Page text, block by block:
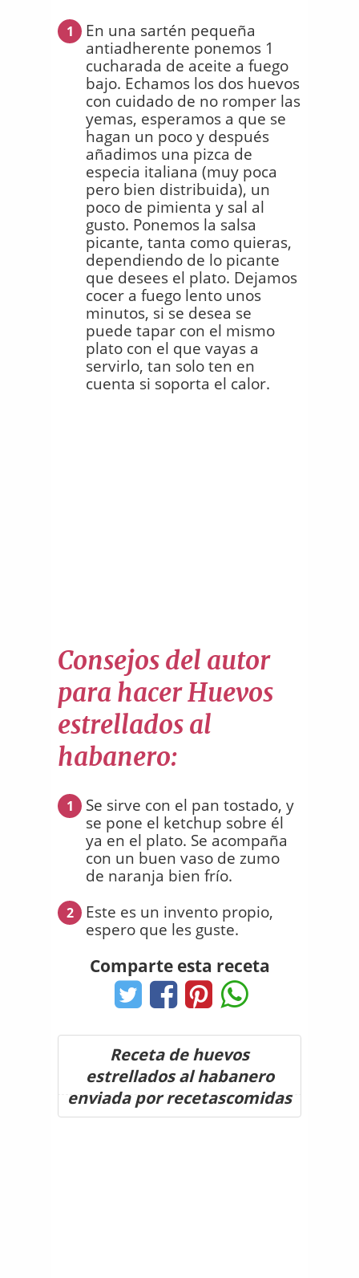
1
En una sartén pequeña
antiadherente ponemos 1
cucharada de aceite a fuego
bajo. Echamos los dos huevos
con cuidado de no romper las
yemas, esperamos a que se
hagan un poco y después
añadimos una pizca de
especia italiana (muy poca
pero bien distribuida), un
poco de pimienta y sal al
gusto. Ponemos la salsa
picante, tanta como quieras,
dependiendo de lo picante
que desees el plato. Dejamos
cocer a fuego lento unos
minutos, si se desea se
puede tapar con el mismo
plato con el que vayas a
servirlo, tan solo ten en
cuenta si soporta el calor.
Consejos del autor
para hacer Huevos
estrellados al
habanero:
1
Se sirve con el pan tostado, y
se pone el ketchup sobre él
ya en el plato. Se acompaña
con un buen vaso de zumo
de naranja bien frío.
2
Este es un invento propio,
espero que les guste.
Comparte esta receta
Receta de huevos
estrellados al habanero
enviada por recetascomidas